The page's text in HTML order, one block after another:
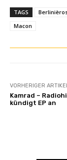
TAGS
Macon
VORHERIGER
Kamrad –
kündigt EP an